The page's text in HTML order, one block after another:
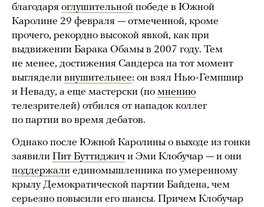
благодаря оглушительной победе в Южной
Каролине 29 февраля — отмеченной, кроме
прочего, рекордно высокой явкой, как при
выдвижении Барака Обамы в 2007 году. Тем
не менее, достижения Сандерса на тот момент
выглядели внушительнее: он взял Нью-Гемпшир
и Неваду, а еще мастерски (по мнению
телезрителей) отбился от нападок коллег
по партии во время дебатов.
Однако после Южной Каролины о выходе из гонки
заявили Пит Буттиджич и Эми Клобучар — и они
поддержали единомышленника по умеренному
крылу Демократической партии Байдена, чем
серьезно повысили его шансы. Причем Клобучар